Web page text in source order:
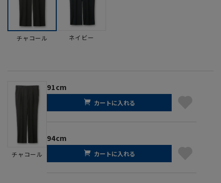
チャコール ネイビー
チャコール
91cm
カートに入れる
94cm
カートに入れる